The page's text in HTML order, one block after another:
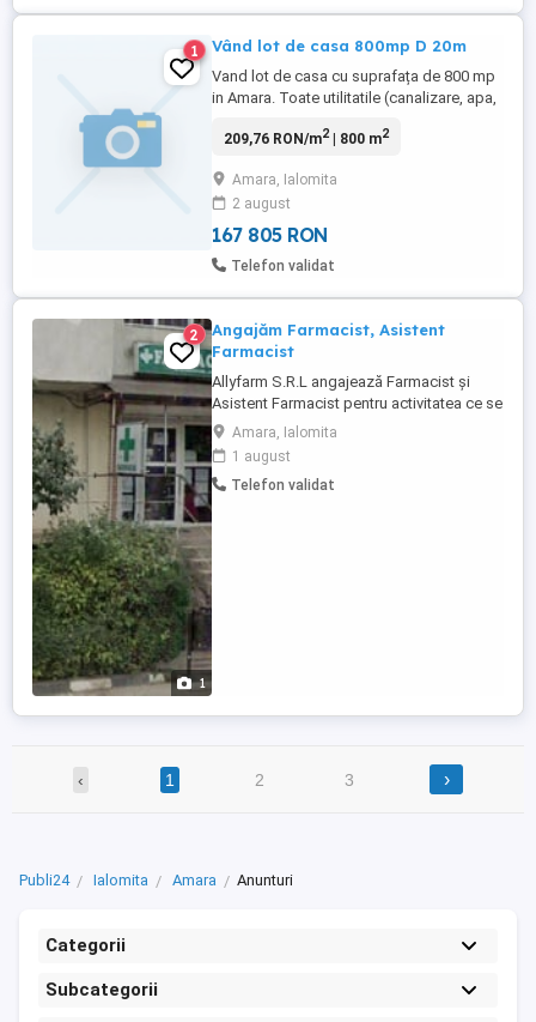
1 Vând lot de casa 800mp D 20m
Vand lot de casa cu suprafața de 800 mp
in Amara. Toate utilitatile (canalizare, apa,
disponibile stradal. Are carte funciara si
de lac pe strada Primăverii din Amara
Noua-Mircesti.
209,76 RON/m2| 800 m2
Amara, Ialomita
2 august
167 805 RON
Telefon validat
1
2
Angajăm Farmacist, Asistent
Farmacist
Allyfarm S.R.L angajează Farmacist și
Asistent Farmacist pentru activitatea ce se
desfășoară la sediul din Oraș Amara,
județul Ialomița. Cerințe: - Studii de
specialitate finalizate, - Certificat de
Membru al Colegiului Farmaciștilor din
Amara, Ialomita
1 august
Telefon validat
‹ 1 2 3 ›
Publi24 Ialomita Amara Anunturi
Categorii
Subcategorii